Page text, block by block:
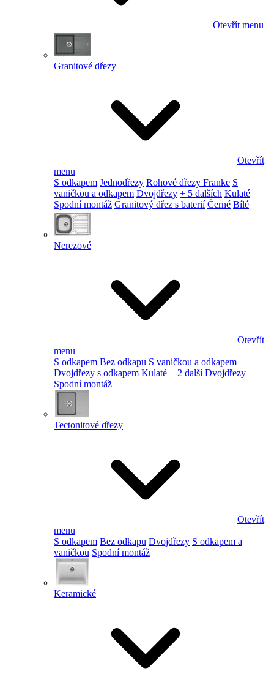
Otevřít menu
Granitové dřezy
Otevřít
menu
S odkapem Jednodřezy Rohové dřezy Franke S
vaničkou a odkapem Dvojdřezy + 5 dalších Kulaté
Spodní montáž Granitový dřez s baterií Černé Bílé
Nerezové
Otevřít
menu
S odkapem Bez odkapu S vaničkou a odkapem
Dvojdřezy s odkapem Kulaté + 2 další Dvojdřezy
Spodní montáž
Tectonitové dřezy
Otevřít
menu
S odkapem Bez odkapu Dvojdřezy S odkapem a
vaničkou Spodní montáž
Keramické